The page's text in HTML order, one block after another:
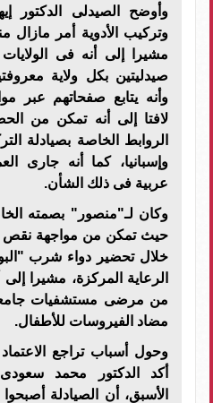
وأوضح الصيدلى الدكتور
وتركيب الأدوية أمر مازال
مشيرا إلى أنه فى الولايات
صيدليتين بكل ولاية
وأنه يتابع صفحاتهم عبر
لافتا إلى أنه تمكن من
الروابط الخاصة بصيادلة
وإسبانيا، كما أنه جارى
عربية فى ذلك الشأن.
وكان لـ"منصور" بصمته
حيث تمكن من مواجهة نقص
خلال تحضير دواء شرب
الرعاية المركزة، مشيرا إلى
من مرضى مستشفيات جامعة
مضاد الفيروسات للأطفال.
وحول أسباب تراجع الاعتماد
أكد الدكتور محمد
الأسبق، أن الصيادلة